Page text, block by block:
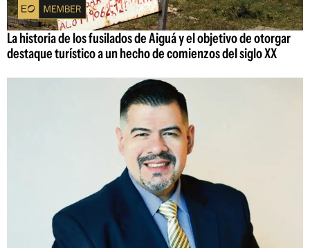
La historia de los fusilados de Aiguá y el objetivo de otorgar
destaque turístico a un hecho de comienzos del siglo XX